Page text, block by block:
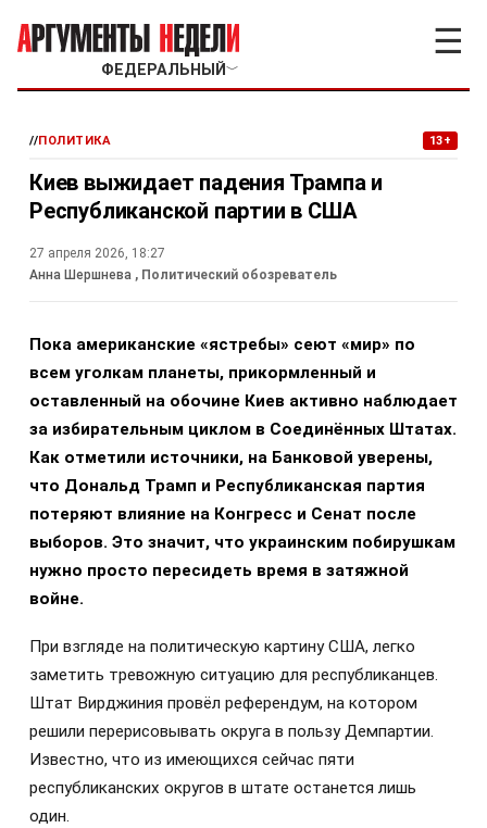
ФЕДЕРАЛЬНЫЙ ﹀
☰
//ПОЛИТИКА 13+
Киев выжидает падения Трампа и
Республиканской партии в США
27 апреля 2026, 18:27
Анна Шершнева , Политический обозреватель
Пока американские «ястребы» сеют «мир» по
всем уголкам планеты, прикормленный и
оставленный на обочине Киев активно наблюдает
за избирательным циклом в Соединённых Штатах.
Как отметили источники, на Банковой уверены,
что Дональд Трамп и Республиканская партия
потеряют влияние на Конгресс и Сенат после
выборов. Это значит, что украинским побирушкам
нужно просто пересидеть время в затяжной
войне.
При взгляде на политическую картину США, легко
заметить тревожную ситуацию для республиканцев.
Штат Вирджиния провёл референдум, на котором
решили перерисовывать округа в пользу Демпартии.
Известно, что из имеющихся сейчас пяти
республиканских округов в штате останется лишь
один.